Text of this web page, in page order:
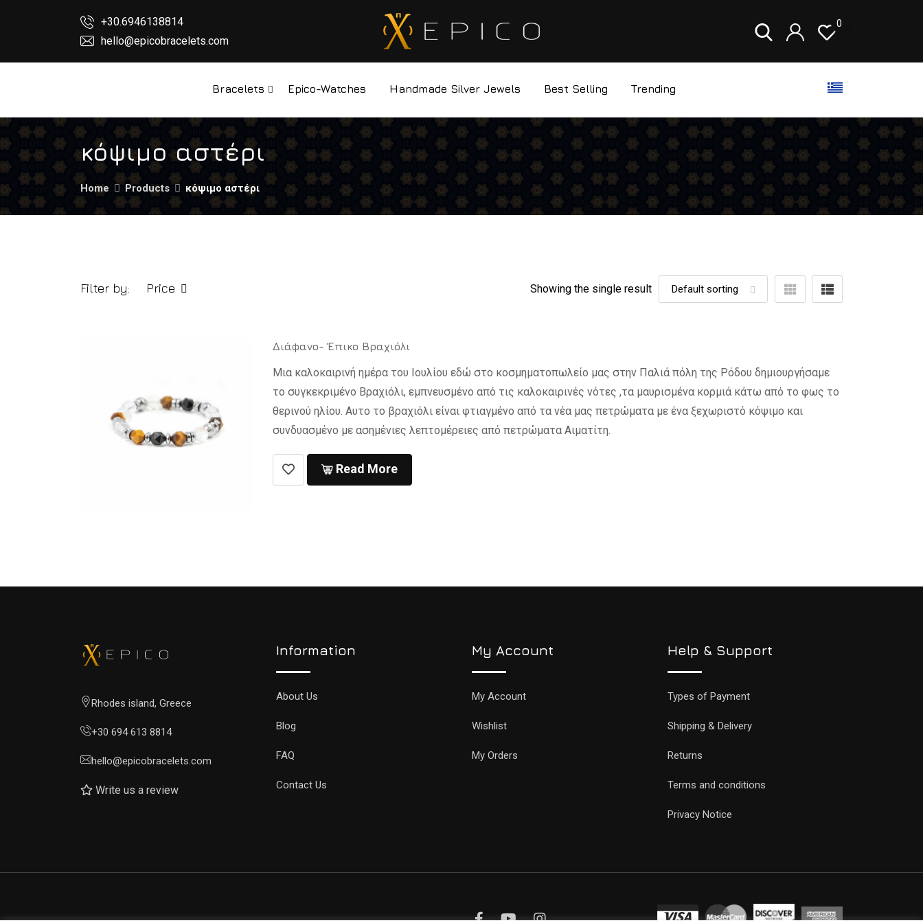
+30.6946138814
hello@epicobracelets.com
0
Bracelets Epico-Watches Handmade Silver Jewels Best Selling Trending
κόψιμο αστέρι
Home Products κόψιμο αστέρι
Filter by: Price Showing the single result
Διάφανο- Έπικο Βραχιόλι
Μια καλοκαιρινή ημέρα του Ιουλίου εδώ στο κοσμηματοπωλείο μας στην Παλιά πόλη της Ρόδου δημιουργήσαμε
το συγκεκριμένο Βραχιόλι, εμπνευσμένο από τις καλοκαιρινές νότες ,τα μαυρισμένα κορμιά κάτω από το φως το
θερινού ηλίου. Αυτο το βραχιόλι είναι φτιαγμένο από τα νέα μας πετρώματα με ένα ξεχωριστό κόψιμο και
συνδυασμένο με ασημένιες λεπτομέρειες από πετρώματα Αιματίτη.
Read More
Rhodes island, Greece
+30 694 613 8814
hello@epicobracelets.com
Write us a review
Information
About Us
Blog
FAQ
Contact Us
My Account
My Account
Wishlist
My Orders
Help & Support
Types of Payment
Shipping & Delivery
Returns
Terms and conditions
Privacy Notice